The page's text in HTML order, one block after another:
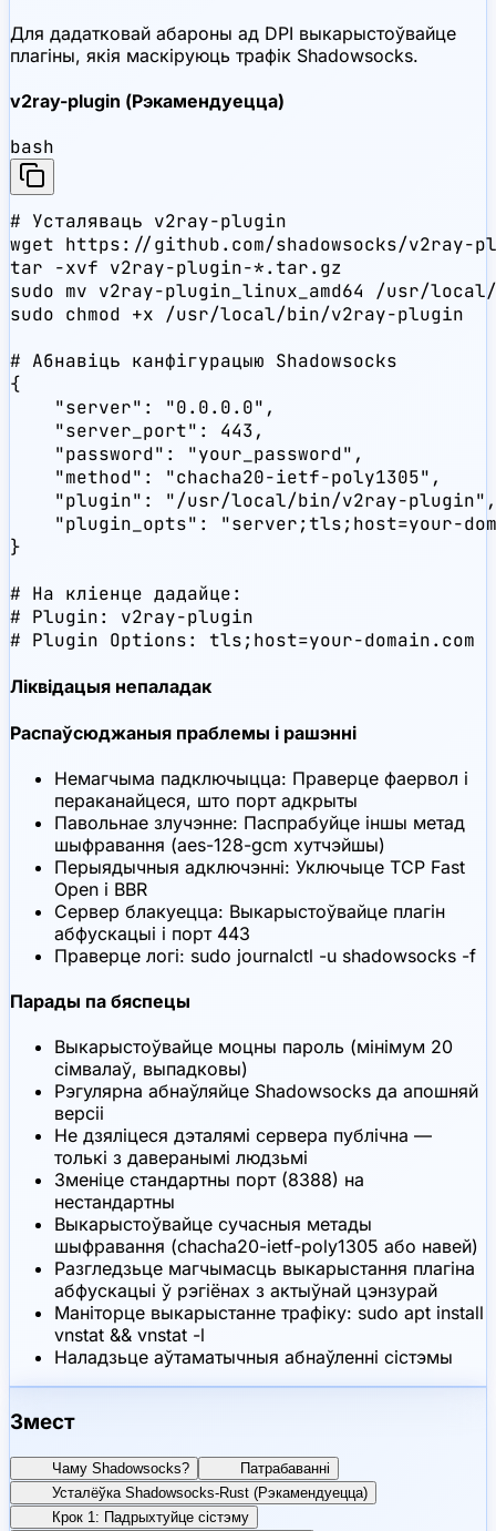
Для дадатковай абароны ад DPI выкарыстоўвайце
плагіны, якія маскіруюць трафік Shadowsocks.
v2ray-plugin (Рэкамендуецца)
bash
# Усталяваць v2ray-plugin
wget https://github.com/shadowsocks/
tar -xvf v2ray-plugin-*.tar.gz
sudo mv v2ray-plugin_linux_amd64 /usr/
sudo chmod +x /usr/local/bin/v2ray-plugin
# Абнавіць канфігурацыю Shadowsocks
{
    "server": "0.0.0.0",
    "server_port": 443,
    "password": "your_password",
    "method": "chacha20-ietf-poly1305",
    "plugin": "/usr/local/bin/v2ray-plugin",
"plugin_opts": "server;tls;host=your-
}
# На кліенце дадайце:
# Plugin: v2ray-plugin
# Plugin Options: tls;host=your-domain.com
Ліквідацыя непаладак
Распаўсюджаныя праблемы і рашэнні
Немагчыма падключыцца: Праверце фаервол і
пераканайцеся, што порт адкрыты
Павольнае злучэнне: Паспрабуйце іншы метад
шыфравання (aes-128-gcm хутчэйшы)
Перыядычныя адключэнні: Уключыце TCP Fast
Open і BBR
Сервер блакуецца: Выкарыстоўвайце плагін
абфускацыі і порт 443
Праверце логі: sudo journalctl -u shadowsocks -f
Парады па бяспецы
Выкарыстоўвайце моцны пароль (мінімум 20
сімвалаў, выпадковы)
Рэгулярна абнаўляйце Shadowsocks да апошняй
версіі
Не дзяліцеся дэталямі сервера публічна —
толькі з даверанымі людзьмі
Зменіце стандартны порт (8388) на
нестандартны
Выкарыстоўвайце сучасныя метады
шыфравання (chacha20-ietf-poly1305 або навей)
Разгледзьце магчымасць выкарыстання плагіна
абфускацыі ў рэгіёнах з актыўнай цэнзурай
Маніторце выкарыстанне трафіку: sudo apt install
vnstat && vnstat -l
Наладзьце аўтаматычныя абнаўленні сістэмы
Змест
Чаму Shadowsocks?
Патрабаванні
Усталёўка Shadowsocks-Rust (Рэкамендуецца)
Крок 1: Падрыхтуйце сістэму